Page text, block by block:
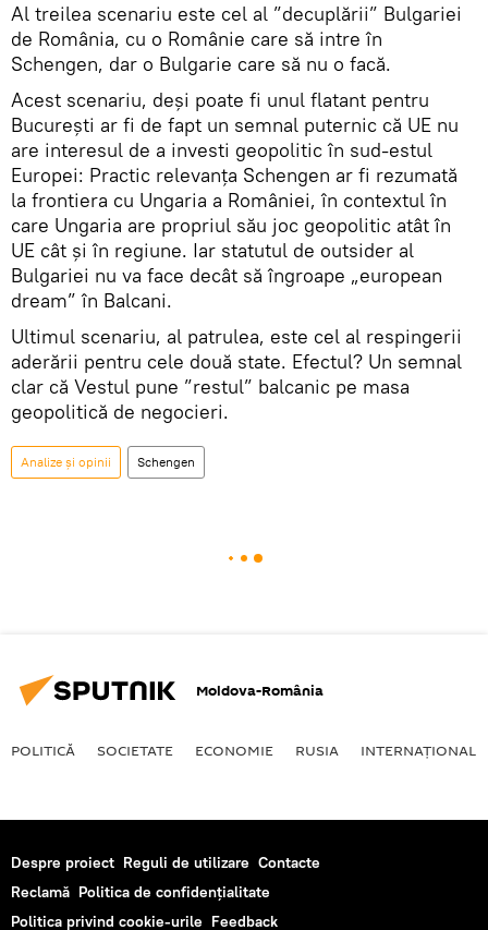
Al treilea scenariu este cel al ”decuplării” Bulgariei
de România, cu o Românie care să intre în
Schengen, dar o Bulgarie care să nu o facă.
Acest scenariu, deși poate fi unul flatant pentru
București ar fi de fapt un semnal puternic că UE nu
are interesul de a investi geopolitic în sud-estul
Europei: Practic relevanța Schengen ar fi rezumată
la frontiera cu Ungaria a României, în contextul în
care Ungaria are propriul său joc geopolitic atât în
UE cât și în regiune. Iar statutul de outsider al
Bulgariei nu va face decât să îngroape „european
dream” în Balcani.
Ultimul scenariu, al patrulea, este cel al respingerii
aderării pentru cele două state. Efectul? Un semnal
clar că Vestul pune ”restul” balcanic pe masa
geopolitică de negocieri.
Analize și opinii Schengen
Moldova-România
POLITICĂ SOCIETATE ECONOMIE RUSIA INTERNAŢIONAL
Despre proiect Reguli de utilizare Contacte
Reclamă Politica de confidențialitate
Politica privind cookie-urile Feedback